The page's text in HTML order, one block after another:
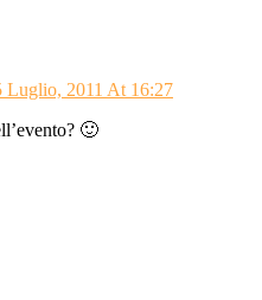
Luglio, 2011 At 16:27
🙂